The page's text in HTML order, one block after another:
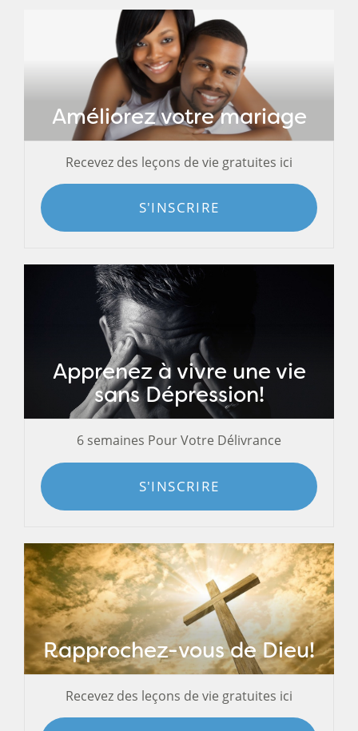
Améliorez votre mariage
Recevez des leçons de vie gratuites ici
S'INSCRIRE
Apprenez à vivre une vie
sans Dépression!
6 semaines Pour Votre Délivrance
S'INSCRIRE
Rapprochez-vous de Dieu!
Recevez des leçons de vie gratuites ici